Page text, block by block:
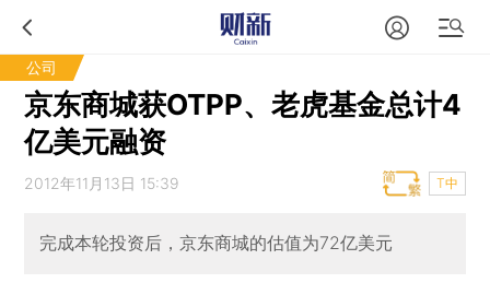
公司
京东商城获OTPP、老虎基金总计4
亿美元融资
2012年11月13日 15:39 T中
完成本轮投资后，京东商城的估值为72亿美元